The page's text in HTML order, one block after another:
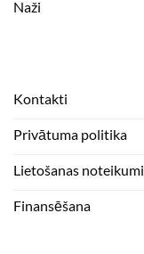
Naži
Kontakti
Privātuma politika
Lietošanas noteikumi
Finansēšana